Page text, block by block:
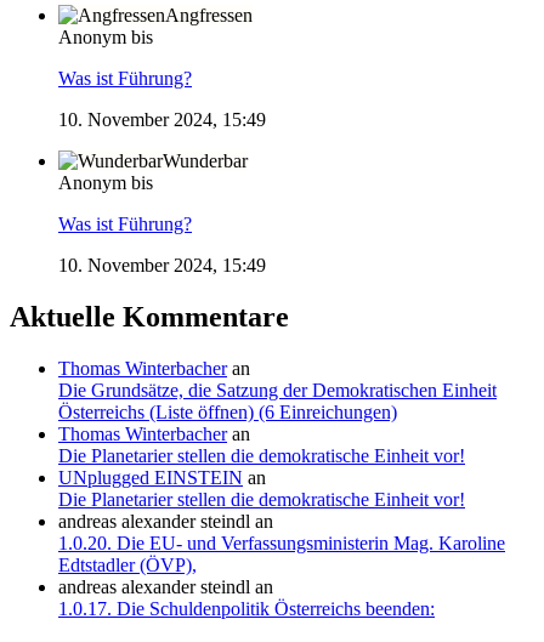
Angfressen
Anonym bis
Was ist Führung?
10. November 2024, 15:49
Wunderbar
Anonym bis
Was ist Führung?
10. November 2024, 15:49
Aktuelle Kommentare
Thomas Winterbacheran
Die Grundsätze, die Satzung der Demokratischen Einheit
Österreichs (Liste öffnen) (6 Einreichungen)
Thomas Winterbacheran
Die Planetarier stellen die demokratische Einheit vor!
UNplugged EINSTEIN an
Die Planetarier stellen die demokratische Einheit vor!
andreas alexander steindl an
1.0.20. Die EU- und Verfassungsministerin Mag. Karoline
Edtstadler (ÖVP),
andreas alexander steindl an
1.0.17. Die Schuldenpolitik Österreichs beenden: